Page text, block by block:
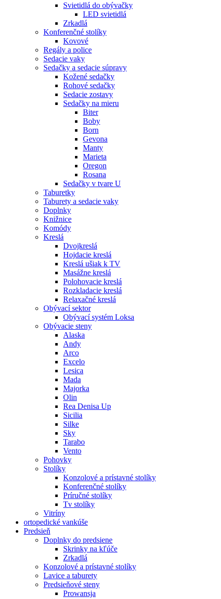
Svietidlá do obývačky
LED svietidlá
Zrkadlá
Konferenčné stolíky
Kovové
Regály a police
Sedacie vaky
Sedačky a sedacie súpravy
Kožené sedačky
Rohové sedačky
Sedacie zostavy
Sedačky na mieru
Biter
Boby
Born
Gevona
Manty
Marieta
Oregon
Rosana
Sedačky v tvare U
Taburetky
Taburety a sedacie vaky
Doplnky
Knižnice
Komódy
Kreslá
Dvojkreslá
Hojdacie kreslá
Kreslá ušiak k TV
Masážne kreslá
Polohovacie kreslá
Rozkladacie kreslá
Relaxačné kreslá
Obývací sektor
Obývací systém Loksa
Obývacie steny
Alaska
Andy
Arco
Excelo
Lesica
Mada
Majorka
Olin
Rea Denisa Up
Sicilia
Silke
Sky
Tarabo
Vento
Pohovky
Stolíky
Konzolové a prístavné stolíky
Konferenčné stolíky
Príručné stolíky
Tv stolíky
Vitríny
ortopedické vankúše
Predsieň
Doplnky do predsiene
Skrinky na kľúče
Zrkadlá
Konzolové a prístavné stolíky
Lavice a taburety
Predsieňové steny
Prowansja